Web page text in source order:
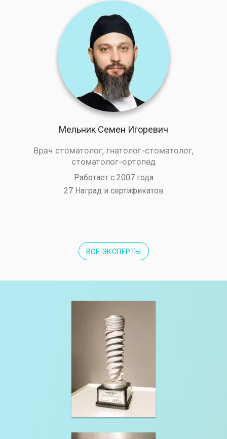
Мельник Семен Игоревич
Врач стоматолог, гнатолог-стоматолог,
стоматолог-ортопед
Работает с 2007 года
27 Наград и сертификатов
ВСЕ ЭКСПЕРТЫ